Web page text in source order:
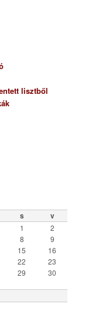
lisztből
s v
1
2
8
9
15
16
22
23
29
30